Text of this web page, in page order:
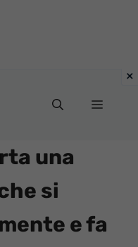
Menu
una
si
e fa